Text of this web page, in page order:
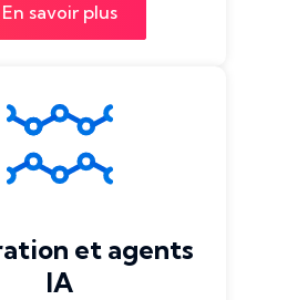
En savoir plus
et agents
IA